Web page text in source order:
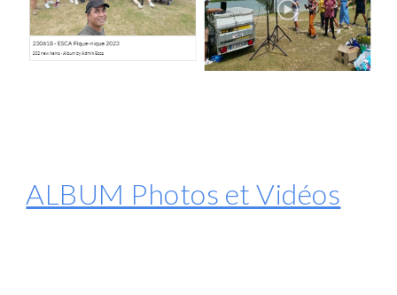
ALBUM Photos et Vidéos